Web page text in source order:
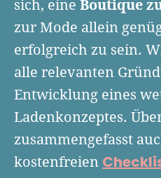
Die besten
Gründerwettbewerbe
Schutzrechte anmelden
Kleingewerbe anmelden
Unsere Gründungspakete
Rechnung schreiben
Buchhaltung erledigen
Online-Kredit anfragen
Kassensystem
Versicherungen
Gründungszuschuss
Kredit für Existenzgründer
Business Angels
Zuschüsse
Kontokorrenkredit
Flexible Kreditlinie
Businessplan-Software
Business Model Canvas
Gründertest
Gründungsassistent
Finanzplan Tool
Angebote
Unsere Gründungspakete
Geförderte Beratung
Finanzierungsangebote
sich, eine Boutique
zur Mode allein
erfolgreich zu sein.
alle relevanten
Entwicklung eines
Ladenkonzeptes.
zusammengefasst
kostenfreien